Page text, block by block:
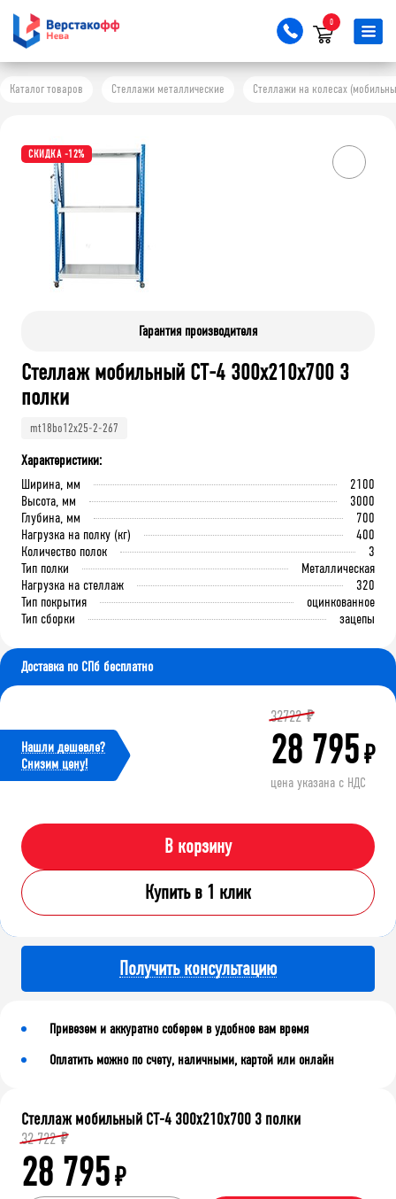
0
Каталог товаров Стеллажи металлические Стеллажи на колесах
СКИДКА -12%
Гарантия производителя
Стеллаж мобильный СТ-4 300x210x700 3
полки
mt18bo12x25-2-267
Характеристики:
Ширина, мм
2100
Высота, мм
3000
Глубина, мм
700
Нагрузка на полку (кг)
400
Количество полок
3
Тип полки
Металлическая
Нагрузка на стеллаж
320
Тип покрытия
оцинкованное
Тип сборки
зацепы
Доставка по СПб бесплатно
Нашли дешевле?
Cнизим цену!
32722 ₽
28 795₽
цена указана с НДС
В корзину
Купить в 1 клик
Получить консультацию
Привезем и аккуратно соберем в удобное вам время
Оплатить можно по счету, наличными, картой или онлайн
Стеллаж мобильный СТ-4 300x210x700 3 полки
32 722 ₽
28 795₽